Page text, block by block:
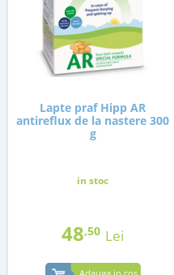
Lapte praf Hipp AR
antireflux de la nastere 300
g
in stoc
48,50 Lei